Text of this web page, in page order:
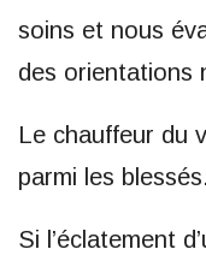
soins et nous
des orientations
Le chauffeur du
parmi les blessés.
Si l’éclatement